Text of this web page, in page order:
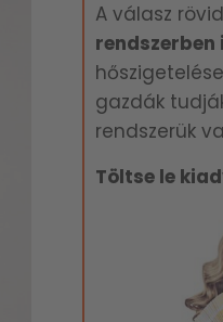
A válasz
gazdák
rendszerük
Töltse le